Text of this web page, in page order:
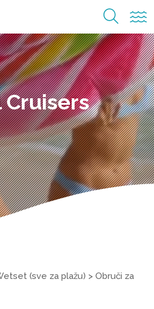
Cruisers
(sve za plažu) > Obruči za